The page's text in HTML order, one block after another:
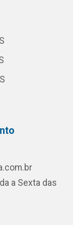
a Sexta das